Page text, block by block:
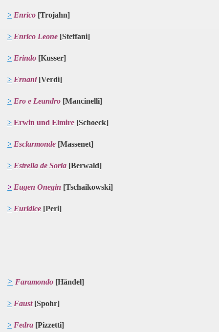
> Enrico [Trojahn]
> Enrico Leone [Steffani]
> Erindo [Kusser]
> Ernani[Verdi]
> Ero e Leandro [Mancinelli]
> Erwin und Elmire [Schoeck]
> Esclarmonde [Massenet]
> Estrella de Soria [Berwald]
> Eugen Onegin [Tschaikowski]
> Euridice [Peri]
> Faramondo [Händel]
> Faust[Spohr]
> Fedra [Pizzetti]